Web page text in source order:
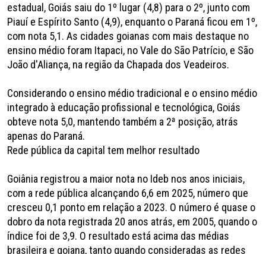
estadual, Goiás saiu do 1º lugar (4,8) para o 2º, junto com
Piauí e Espírito Santo (4,9), enquanto o Paraná ficou em 1º,
com nota 5,1. As cidades goianas com mais destaque no
ensino médio foram Itapaci, no Vale do São Patrício, e São
João d'Aliança, na região da Chapada dos Veadeiros.
Considerando o ensino médio tradicional e o ensino médio
integrado à educação profissional e tecnológica, Goiás
obteve nota 5,0, mantendo também a 2ª posição, atrás
apenas do Paraná.
Rede pública da capital tem melhor resultado
Goiânia registrou a maior nota no Ideb nos anos iniciais,
com a rede pública alcançando 6,6 em 2025, número que
cresceu 0,1 ponto em relação a 2023. O número é quase o
dobro da nota registrada 20 anos atrás, em 2005, quando o
índice foi de 3,9. O resultado está acima das médias
brasileira e goiana, tanto quando consideradas as redes